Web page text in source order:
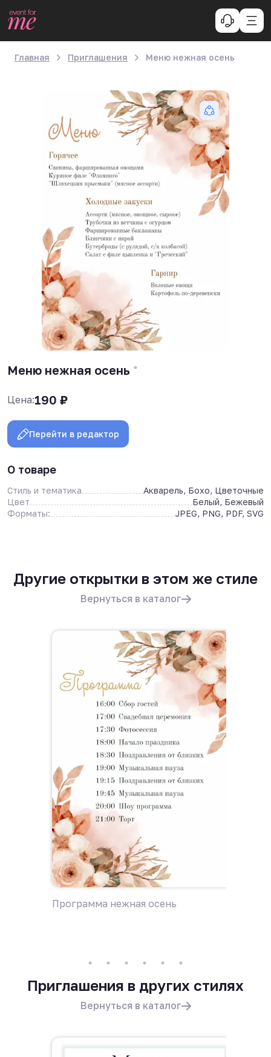
Главная Приглашения Меню нежная осень
Меню нежная осень
Цена:190 ₽
Перейти в редактор
О товаре
Стиль и тематика
Акварель, Бохо, Цветочные
Цвет
Белый, Бежевый
Форматы:
JPEG, PNG, PDF, SVG
Другие открытки в этом же стиле
Вернуться в каталог
Программа нежная осень
Приглашения в других стилях
Вернуться в каталог